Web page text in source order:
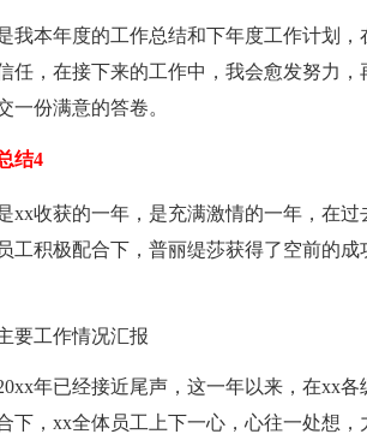
本年度的工作总结和下年度工作计划，
任，在接下来的工作中，我会愈发努力
一份满意的答卷。
结4
收获的一年，是充满激情的一年，在过
工积极配合下，普丽缇莎获得了空前的
工作情况汇报
年已经接近尾声，这一年以来，在xx各
下，xx全体员工上下一心，心往一处想